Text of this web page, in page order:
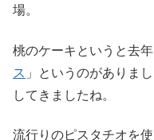
場。
桃のケーキというと去年
ス 」というのがありま
してきましたね。
流行りのピスタチオを